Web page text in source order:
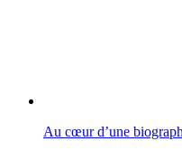
Au cœur d’une